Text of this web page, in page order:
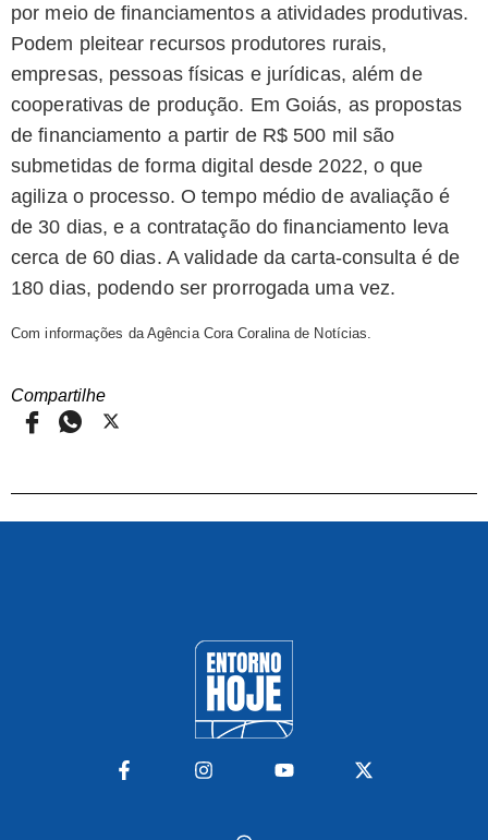
por meio de financiamentos a atividades produtivas.
Podem pleitear recursos produtores rurais,
empresas, pessoas físicas e jurídicas, além de
cooperativas de produção. Em Goiás, as propostas
de financiamento a partir de R$ 500 mil são
submetidas de forma digital desde 2022, o que
agiliza o processo. O tempo médio de avaliação é
de 30 dias, e a contratação do financiamento leva
cerca de 60 dias. A validade da carta-consulta é de
180 dias, podendo ser prorrogada uma vez.
Com informações da Agência Cora Coralina de Notícias.
Compartilhe